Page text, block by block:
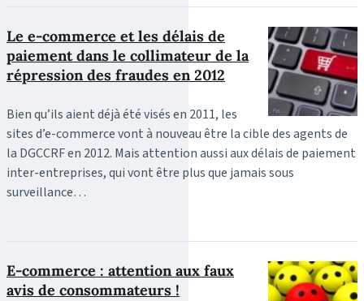
Le e-commerce et les délais de
paiement dans le collimateur de la
répression des fraudes en 2012
Bien qu’ils aient déjà été visés en 2011, les
sites d’e-commerce vont à nouveau être la cible des agents de
la DGCCRF en 2012. Mais attention aussi aux délais de paiement
inter-entreprises, qui vont être plus que jamais sous
surveillance…
E-commerce : attention aux faux
avis de consommateurs !